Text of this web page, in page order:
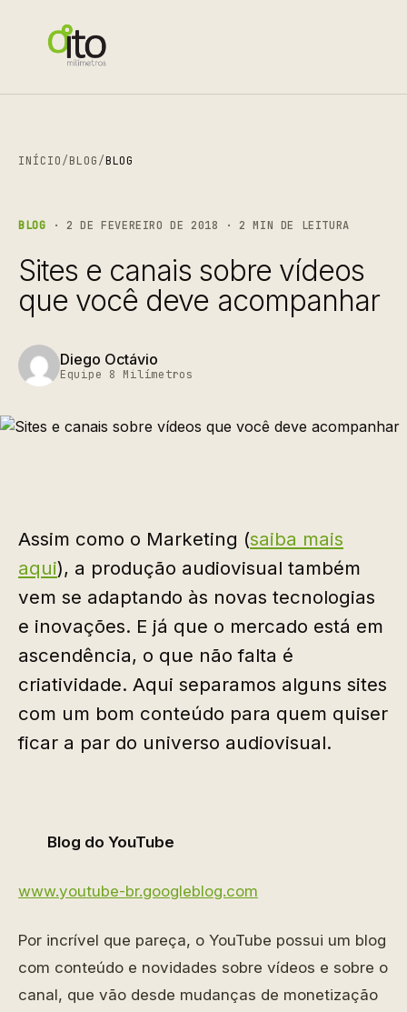
INÍCIO/BLOG/BLOG
BLOG · 2 DE FEVEREIRO DE 2018 · 2 MIN DE LEITURA
Sites e canais sobre vídeos
que você deve acompanhar
Diego Octávio
Equipe 8 Milímetros
Assim como o Marketing (saiba mais
aqui), a produção audiovisual também
vem se adaptando às novas tecnologias
e inovações. E já que o mercado está em
ascendência, o que não falta é
criatividade. Aqui separamos alguns sites
com um bom conteúdo para quem quiser
ficar a par do universo audiovisual.
Blog do YouTube
www.youtube-br.googleblog.com
Por incrível que pareça, o YouTube possui um blog
com conteúdo e novidades sobre vídeos e sobre o
canal, que vão desde mudanças de monetização